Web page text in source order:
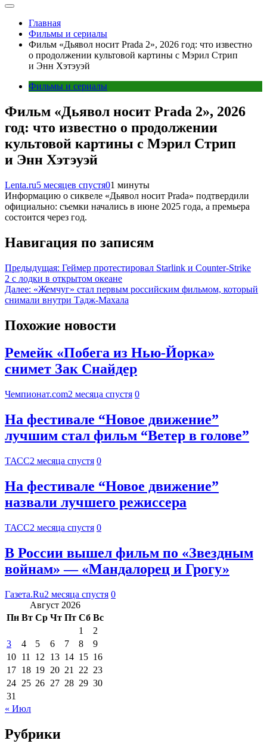
Главная
Фильмы и сериалы
Фильм «Дьявол носит Prada 2», 2026 год: что известно
о продолжении культовой картины с Мэрил Стрип
и Энн Хэтэуэй
Фильмы и сериалы
Фильм «Дьявол носит Prada 2», 2026
год: что известно о продолжении
культовой картины с Мэрил Стрип
и Энн Хэтэуэй
Lenta.ru5 месяцев спустя01 минуты
Информацию о сиквеле «Дьявол носит Prada» подтвердили
официально: съемки начались в июне 2025 года, а премьера
состоится через год.
Навигация по записям
Предыдущая: Геймер протестировал Starlink и Counter-Strike
2 с лодки в открытом океане
Далее: «Жемчуг» стал первым российским фильмом, который
снимали внутри Тадж-Махала
Похожие новости
Ремейк «Побега из Нью-Йорка»
снимет Зак Снайдер
Чемпионат.com2 месяца спустя 0
На фестивале “Новое движение”
лучшим стал фильм “Ветер в голове”
ТАСС2 месяца спустя 0
На фестивале “Новое движение”
назвали лучшего режиссера
ТАСС2 месяца спустя 0
В России вышел фильм по «Звездным
войнам» — «Мандалорец и Грогу»
Газета.Ru2 месяца спустя 0
Август 2026
Пн Вт Ср Чт Пт Сб Вс
1
2
3
4 5 6 7 8
9
10 11 12 13 14 15 16
17 18 19 20 21 22 23
24 25 26 27 28 29 30
31
« Июл
Рубрики